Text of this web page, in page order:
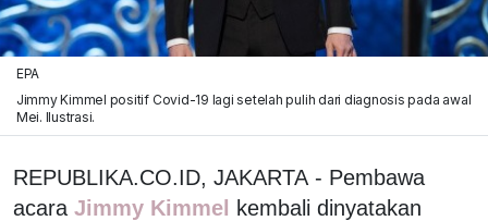
EPA
Jimmy Kimmel positif Covid-19 lagi setelah pulih dari diagnosis pada awal
Mei. Ilustrasi.
REPUBLIKA.CO.ID, JAKARTA - Pembawa
acara Jimmy Kimmel
kembali dinyatakan